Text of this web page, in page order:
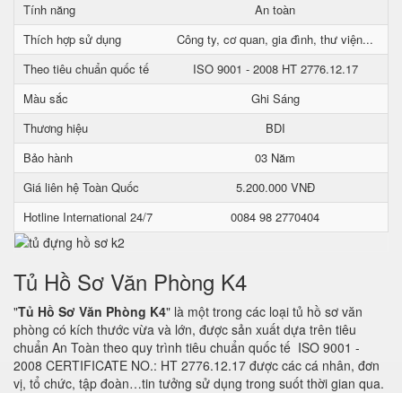
Tính năng
An toàn
Thích hợp sử dụng
Công ty, cơ quan, gia đình, thư viện...
Theo tiêu chuẩn quốc tế
ISO 9001 - 2008 HT 2776.12.17
Màu sắc
Ghi Sáng
Thương hiệu
BDI
Bảo hành
03 Năm
Giá liên hệ Toàn Quốc
5.200.000 VNĐ
Hotline International 24/7
0084 98 2770404
Tủ Hồ Sơ Văn Phòng K4
"Tủ Hồ Sơ Văn Phòng K4" là một trong các loại tủ hồ sơ văn
phòng có kích thước vừa và lớn, được sản xuất dựa trên tiêu
chuẩn An Toàn theo quy trình tiêu chuẩn quốc tế ISO 9001 -
2008 CERTIFICATE NO.: HT 2776.12.17 được các cá nhân, đơn
vị, tổ chức, tập đoàn…tin tưởng sử dụng trong suốt thời gian qua.